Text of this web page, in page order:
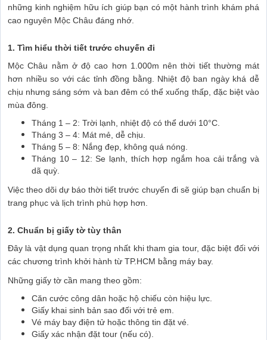
những kinh nghiệm hữu ích giúp bạn có một hành trình khám phá
cao nguyên Mộc Châu đáng nhớ.
1. Tìm hiểu thời tiết trước chuyến đi
Mộc Châu nằm ở độ cao hơn 1.000m nên thời tiết thường mát
hơn nhiều so với các tỉnh đồng bằng. Nhiệt độ ban ngày khá dễ
chịu nhưng sáng sớm và ban đêm có thể xuống thấp, đặc biệt vào
mùa đông.
Tháng 1 – 2: Trời lạnh, nhiệt độ có thể dưới 10°C.
Tháng 3 – 4: Mát mẻ, dễ chịu.
Tháng 5 – 8: Nắng đẹp, không quá nóng.
Tháng 10 – 12: Se lạnh, thích hợp ngắm hoa cải trắng và
dã quỳ.
Việc theo dõi dự báo thời tiết trước chuyến đi sẽ giúp bạn chuẩn bị
trang phục và lịch trình phù hợp hơn.
2. Chuẩn bị giấy tờ tùy thân
Đây là vật dụng quan trọng nhất khi tham gia tour, đặc biệt đối với
các chương trình khởi hành từ TP.HCM bằng máy bay.
Những giấy tờ cần mang theo gồm:
Căn cước công dân hoặc hộ chiếu còn hiệu lực.
Giấy khai sinh bản sao đối với trẻ em.
Vé máy bay điện tử hoặc thông tin đặt vé.
Giấy xác nhận đặt tour (nếu có).